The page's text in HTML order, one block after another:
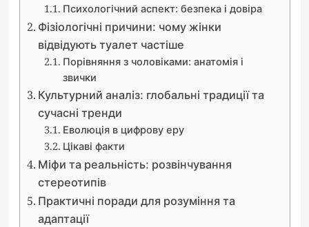
Психологічний аспект: безпека і довіра
Фізіологічні причини: чому жінки
відвідують туалет частіше
Порівняння з чоловіками: анатомія і
звички
Культурний аналіз: глобальні традиції та
сучасні тренди
Еволюція в цифрову еру
Цікаві факти
Міфи та реальність: розвінчування
стереотипів
Практичні поради для розуміння та
адаптації